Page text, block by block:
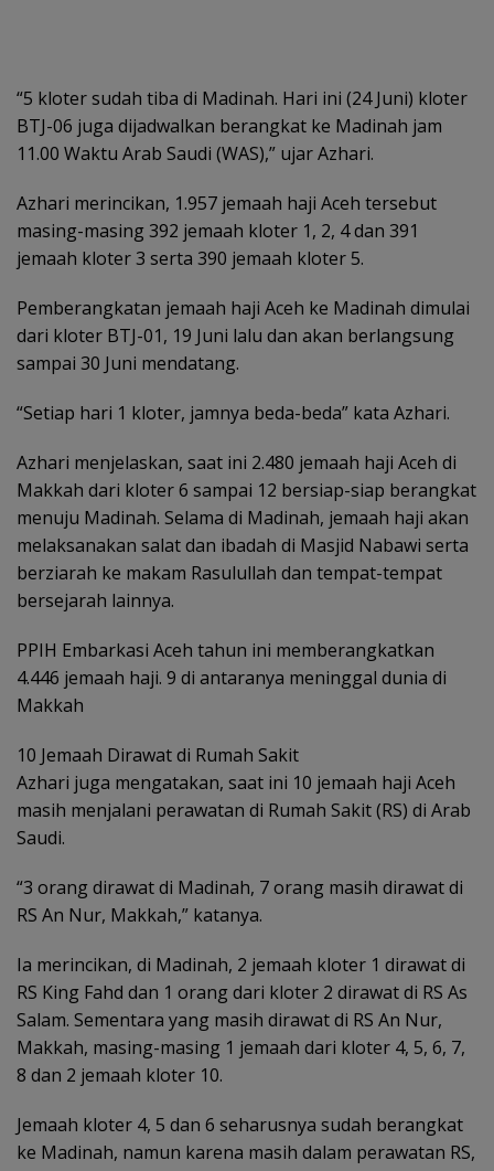
“5 kloter sudah tiba di Madinah. Hari ini (24 Juni) kloter
BTJ-06 juga dijadwalkan berangkat ke Madinah jam
11.00 Waktu Arab Saudi (WAS),” ujar Azhari.
Azhari merincikan, 1.957 jemaah haji Aceh tersebut
masing-masing 392 jemaah kloter 1, 2, 4 dan 391
jemaah kloter 3 serta 390 jemaah kloter 5.
Pemberangkatan jemaah haji Aceh ke Madinah dimulai
dari kloter BTJ-01, 19 Juni lalu dan akan berlangsung
sampai 30 Juni mendatang.
“Setiap hari 1 kloter, jamnya beda-beda” kata Azhari.
Azhari menjelaskan, saat ini 2.480 jemaah haji Aceh di
Makkah dari kloter 6 sampai 12 bersiap-siap berangkat
menuju Madinah. Selama di Madinah, jemaah haji akan
melaksanakan salat dan ibadah di Masjid Nabawi serta
berziarah ke makam Rasulullah dan tempat-tempat
bersejarah lainnya.
PPIH Embarkasi Aceh tahun ini memberangkatkan
4.446 jemaah haji. 9 di antaranya meninggal dunia di
Makkah
10 Jemaah Dirawat di Rumah Sakit
Azhari juga mengatakan, saat ini 10 jemaah haji Aceh
masih menjalani perawatan di Rumah Sakit (RS) di Arab
Saudi.
“3 orang dirawat di Madinah, 7 orang masih dirawat di
RS An Nur, Makkah,” katanya.
Ia merincikan, di Madinah, 2 jemaah kloter 1 dirawat di
RS King Fahd dan 1 orang dari kloter 2 dirawat di RS As
Salam. Sementara yang masih dirawat di RS An Nur,
Makkah, masing-masing 1 jemaah dari kloter 4, 5, 6, 7,
8 dan 2 jemaah kloter 10.
Jemaah kloter 4, 5 dan 6 seharusnya sudah berangkat
ke Madinah, namun karena masih dalam perawatan RS,